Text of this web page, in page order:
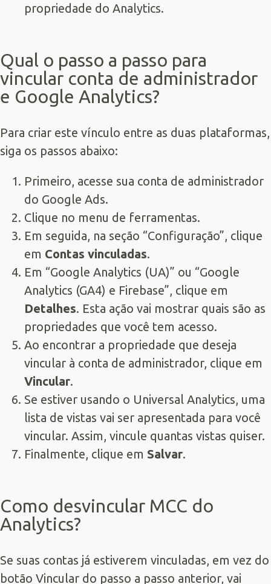
propriedade do Analytics.
Qual o passo a passo para
vincular conta de administrador
e Google Analytics?
Para criar este vínculo entre as duas plataformas,
siga os passos abaixo:
Primeiro, acesse sua conta de administrador
do Google Ads.
Clique no menu de ferramentas.
Em seguida, na seção “Configuração”, clique
em Contas vinculadas.
Em “Google Analytics (UA)” ou “Google
Analytics (GA4) e Firebase”, clique em
Detalhes. Esta ação vai mostrar quais são as
propriedades que você tem acesso.
Ao encontrar a propriedade que deseja
vincular à conta de administrador, clique em
Vincular.
Se estiver usando o Universal Analytics, uma
lista de vistas vai ser apresentada para você
vincular. Assim, vincule quantas vistas quiser.
Finalmente, clique em Salvar.
Como desvincular MCC do
Analytics?
Se suas contas já estiverem vinculadas, em vez do
botão Vincular do passo a passo anterior, vai